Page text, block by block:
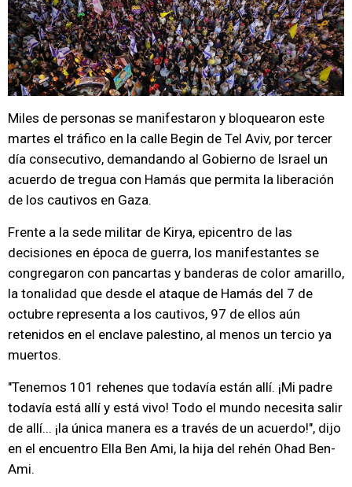
Miles de personas se manifestaron y bloquearon este
martes el tráfico en la calle Begin de Tel Aviv, por tercer
día consecutivo, demandando al Gobierno de Israel un
acuerdo de tregua con Hamás que permita la liberación
de los cautivos en Gaza.
Frente a la sede militar de Kirya, epicentro de las
decisiones en época de guerra, los manifestantes se
congregaron con pancartas y banderas de color amarillo,
la tonalidad que desde el ataque de Hamás del 7 de
octubre representa a los cautivos, 97 de ellos aún
retenidos en el enclave palestino, al menos un tercio ya
muertos.
"Tenemos 101 rehenes que todavía están allí. ¡Mi padre
todavía está allí y está vivo! Todo el mundo necesita salir
de allí... ¡la única manera es a través de un acuerdo!", dijo
en el encuentro Ella Ben Ami, la hija del rehén Ohad Ben-
Ami.